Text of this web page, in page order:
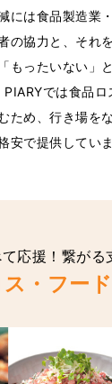
には食品製造業
の協力と、それ
もったいない」
では食品ロ
ため、行き場を
安で提供していま
応援！繋がる
・フー